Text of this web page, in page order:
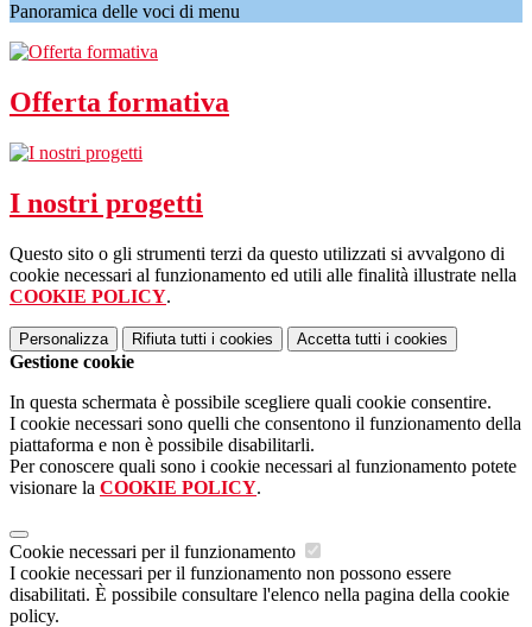
Panoramica delle voci di menu
Offerta formativa
I nostri progetti
Questo sito o gli strumenti terzi da questo utilizzati si avvalgono di
cookie necessari al funzionamento ed utili alle finalità illustrate nella
COOKIE POLICY.
Personalizza Rifiuta tutti i cookies Accetta tutti i cookies
Gestione cookie
In questa schermata è possibile scegliere quali cookie consentire.
I cookie necessari sono quelli che consentono il funzionamento della
piattaforma e non è possibile disabilitarli.
Per conoscere quali sono i cookie necessari al funzionamento potete
visionare la COOKIE POLICY.
Cookie necessari per il funzionamento
I cookie necessari per il funzionamento non possono essere
disabilitati. È possibile consultare l'elenco nella pagina della cookie
policy.